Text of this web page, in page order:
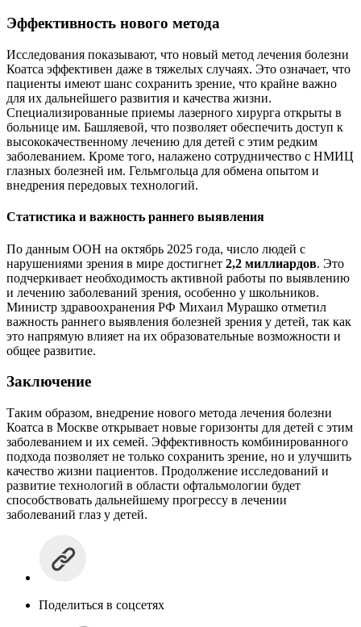
Эффективность нового метода
Исследования показывают, что новый метод лечения болезни
Коатса эффективен даже в тяжелых случаях. Это означает, что
пациенты имеют шанс сохранить зрение, что крайне важно
для их дальнейшего развития и качества жизни.
Специализированные приемы лазерного хирурга открыты в
больнице им. Башляевой, что позволяет обеспечить доступ к
высококачественному лечению для детей с этим редким
заболеванием. Кроме того, налажено сотрудничество с НМИЦ
глазных болезней им. Гельмгольца для обмена опытом и
внедрения передовых технологий.
Статистика и важность раннего выявления
По данным ООН на октябрь 2025 года, число людей с
нарушениями зрения в мире достигнет 2,2 миллиардов. Это
подчеркивает необходимость активной работы по выявлению
и лечению заболеваний зрения, особенно у школьников.
Министр здравоохранения РФ Михаил Мурашко отметил
важность раннего выявления болезней зрения у детей, так как
это напрямую влияет на их образовательные возможности и
общее развитие.
Заключение
Таким образом, внедрение нового метода лечения болезни
Коатса в Москве открывает новые горизонты для детей с этим
заболеванием и их семей. Эффективность комбинированного
подхода позволяет не только сохранить зрение, но и улучшить
качество жизни пациентов. Продолжение исследований и
развитие технологий в области офтальмологии будет
способствовать дальнейшему прогрессу в лечении
заболеваний глаз у детей.
Поделиться в соцсетях